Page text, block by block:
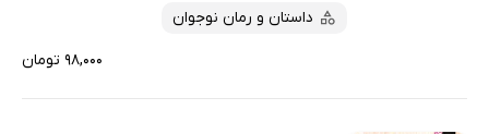
داستان و رمان نوجوان
۹۸,۰۰۰ تومان